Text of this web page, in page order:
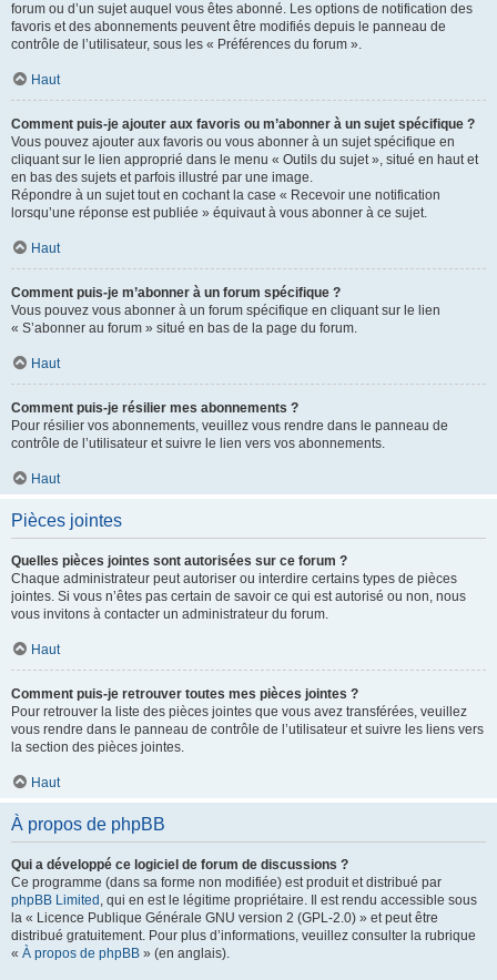
forum ou d’un sujet auquel vous êtes abonné. Les options de notification des
favoris et des abonnements peuvent être modifiés depuis le panneau de
contrôle de l’utilisateur, sous les « Préférences du forum ».
Haut
Comment puis-je ajouter aux favoris ou m’abonner à un sujet spécifique ?
Vous pouvez ajouter aux favoris ou vous abonner à un sujet spécifique en
cliquant sur le lien approprié dans le menu « Outils du sujet », situé en haut et
en bas des sujets et parfois illustré par une image.
Répondre à un sujet tout en cochant la case « Recevoir une notification
lorsqu’une réponse est publiée » équivaut à vous abonner à ce sujet.
Haut
Comment puis-je m’abonner à un forum spécifique ?
Vous pouvez vous abonner à un forum spécifique en cliquant sur le lien
« S’abonner au forum » situé en bas de la page du forum.
Haut
Comment puis-je résilier mes abonnements ?
Pour résilier vos abonnements, veuillez vous rendre dans le panneau de
contrôle de l’utilisateur et suivre le lien vers vos abonnements.
Haut
Pièces jointes
Quelles pièces jointes sont autorisées sur ce forum ?
Chaque administrateur peut autoriser ou interdire certains types de pièces
jointes. Si vous n’êtes pas certain de savoir ce qui est autorisé ou non, nous
vous invitons à contacter un administrateur du forum.
Haut
Comment puis-je retrouver toutes mes pièces jointes ?
Pour retrouver la liste des pièces jointes que vous avez transférées, veuillez
vous rendre dans le panneau de contrôle de l’utilisateur et suivre les liens vers
la section des pièces jointes.
Haut
À propos de phpBB
Qui a développé ce logiciel de forum de discussions ?
Ce programme (dans sa forme non modifiée) est produit et distribué par
phpBB Limited , qui en est le légitime propriétaire. Il est rendu accessible sous
la « Licence Publique Générale GNU version 2 (GPL-2.0) » et peut être
distribué gratuitement. Pour plus d’informations, veuillez consulter la rubrique
« À propos de phpBB » (en anglais).